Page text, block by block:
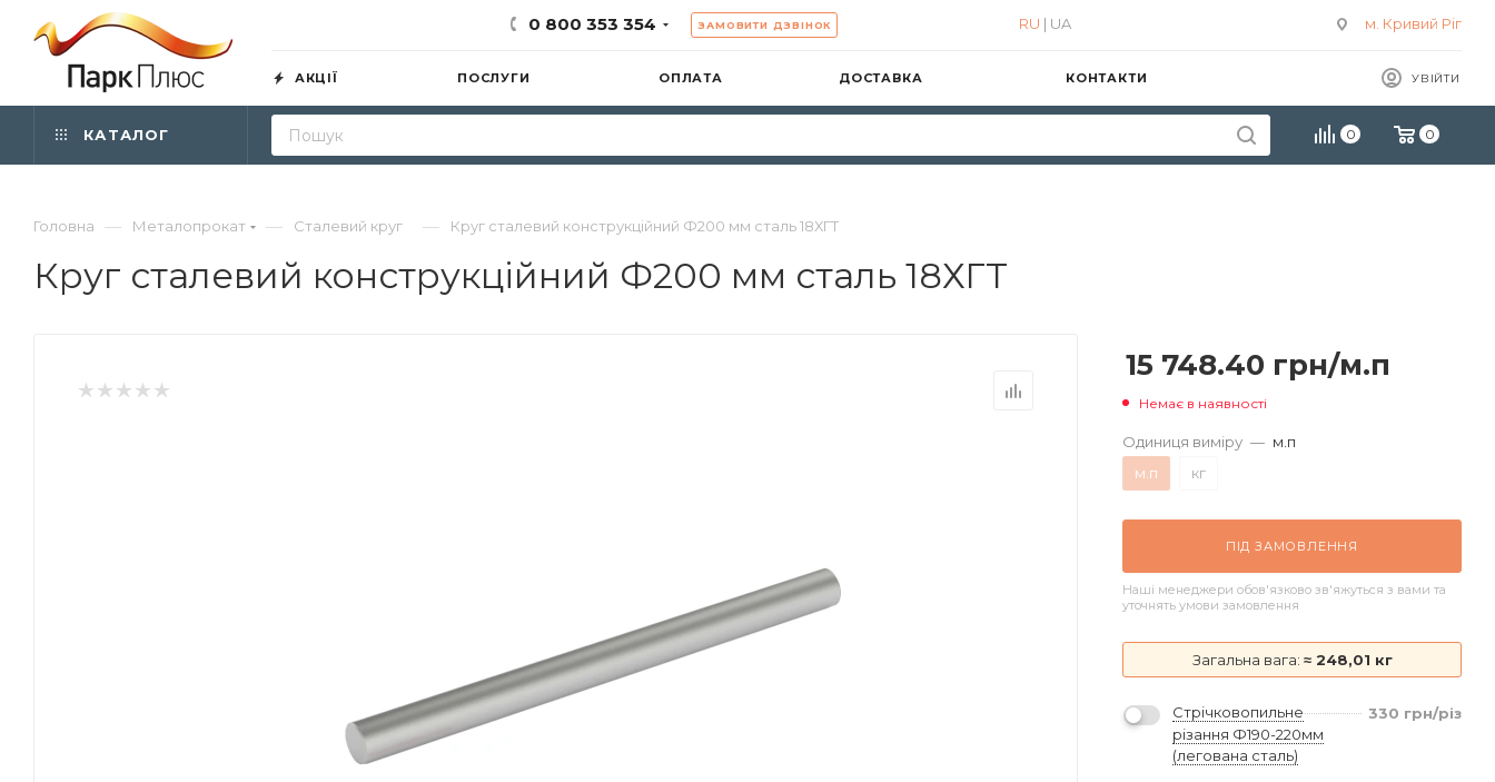
0 800 353 354 ЗАМОВИТИ ДЗВІНОК м. Кривий Ріг
RU | UA
УВІЙТИ
АКЦІЇ ПОСЛУГИ ОПЛАТА ДОСТАВКА КОНТАКТИ
0 0
КАТАЛОГ
Головна — Металопрокат — Сталевий круг — Круг сталевий конструкційний Ф200 мм сталь 18ХГТ
Круг сталевий конструкційний Ф200 мм сталь 18ХГТ
15 748.40 грн/м.п
Немає в наявності
Одиниця виміру — м.п
м.п
кг
ПІД ЗАМОВЛЕННЯ
Наші менеджери обов'язково зв'яжуться з вами та
уточнять умови замовлення
Загальна вага: ≈ 248,01 кг
Стрічковопильне
різання Ф190-220мм
(легована сталь)
330 грн/різ